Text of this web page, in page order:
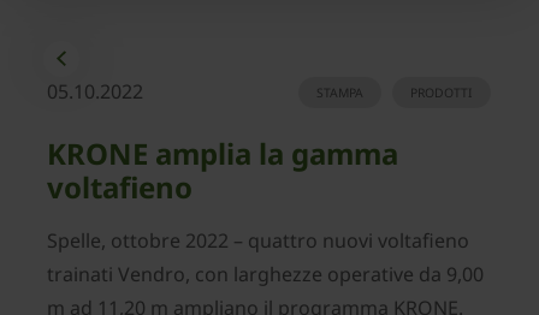
05.10.2022 PRODOTTI
STAMPA
KRONE amplia la gamma
voltafieno
Spelle, ottobre 2022 – quattro nuovi voltafieno
trainati Vendro, con larghezze operative da 9,00
m ad 11,20 m ampliano il programma KRONE.